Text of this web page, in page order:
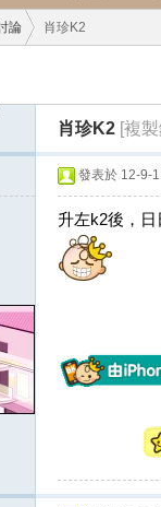
論 肖珍K2
肖珍K2 [複
發表於 12-9-
升左k2後，